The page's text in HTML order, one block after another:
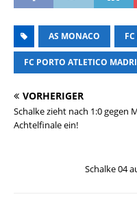
AS MONACO
FC PORTO ATLETICO
VORHERIGER
Schalke zieht nach 1:0 gegen
Achtelfinale ein!
Schalke 04